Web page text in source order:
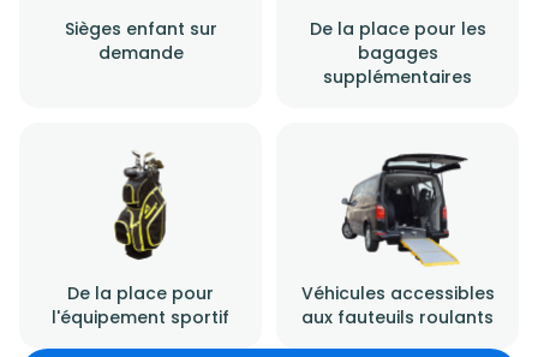
Sièges enfant sur
demande
De la place pour les
bagages
supplémentaires
De la place pour
l'équipement sportif
Véhicules accessibles
aux fauteuils roulants